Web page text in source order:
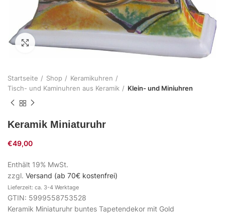
Zum Vergrößern klicken
Startseite Shop
Keramikuhren
Tisch- und Kaminuhren aus Keramik
Klein- und Miniuhren
Keramik Miniaturuhr
€49,00
Enthält 19% MwSt.
zzgl. Versand (ab 70€ kostenfrei)
Lieferzeit: ca. 3-4 Werktage
GTIN: 5999558753528
Keramik Miniaturuhr buntes Tapetendekor mit Gold